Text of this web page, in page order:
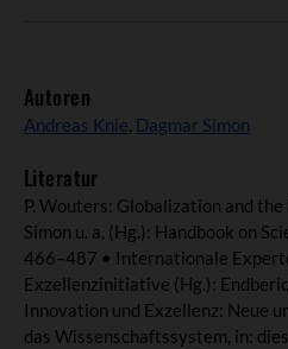
Autoren
Andreas Knie, Dagmar Simon
Literatur
P. Wouters: Globalization and the
Simon u. a. (Hg.): Handbook on
466–487 • Internationale
Exzellenzinitiative (Hg.):
Innovation und Exzellenz: Neue
das Wissenschaftssystem, in: